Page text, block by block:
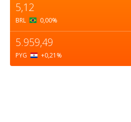
5,12
BRL 0,00%
5.959,49
PYG +0,21 %